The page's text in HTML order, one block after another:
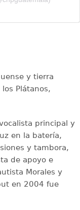
y tierra
Plátanos,
principal y
en la batería,
y tambora,
de apoyo e
Morales y
en 2004 fue